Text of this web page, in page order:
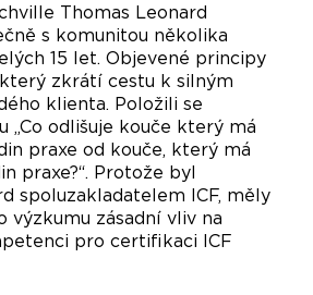
Thomas Leonard
s komunitou několika
15 let. Objevené principy
zkrátí cestu k silným
klienta. Položili se
„Co odlišuje kouče který má
praxe od kouče, který má
praxe?“. Protože byl
spoluzakladatelem ICF, měly
výzkumu zásadní vliv na
pro certifikaci ICF